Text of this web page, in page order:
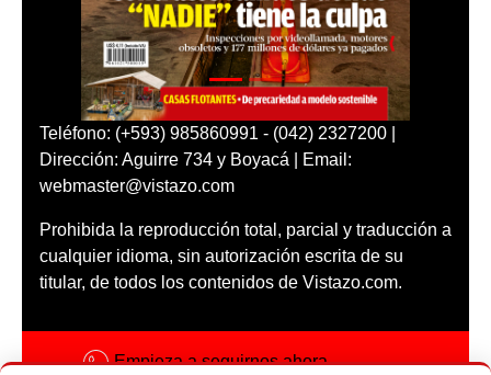
Teléfono: (+593) 985860991 - (042) 2327200 |
Dirección: Aguirre 734 y Boyacá | Email:
webmaster@vistazo.com
Prohibida la reproducción total, parcial y traducción a
cualquier idioma, sin autorización escrita de su
titular, de todos los contenidos de Vistazo.com.
Empieza a seguirnos ahora